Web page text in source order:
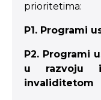
prioritetima:
P1. Programi
P2. Programi
u razvoju
invaliditetom